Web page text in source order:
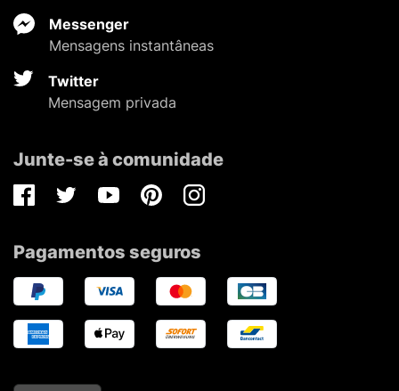
Messenger
Mensagens instantâneas
Twitter
Mensagem privada
Junte-se à comunidade
FacebookTwitterYoutubePinterestInstagram
Pagamentos seguros